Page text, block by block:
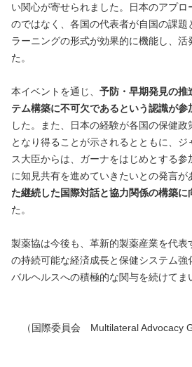
い関心が寄せられました。日本のアプロ
のではなく、各国の代表者が自国の課題
ラーニングの形式が効果的に機能し、活
た。
本イベントを通じ、 予防・早期発見の推
テム構築に不可欠であるという認識が参
した。また、日本の経験が各国の保健
となり得ることが示されるとともに、
ス大臣からは、ガーナをはじめとする参
に知見共有を進めていきたいとの発言が
た継続した国際対話と協力関係の構築に
た。
製薬協は今後も、革新的製薬産業を代
の持続可能な経済成長と保健システム強
バルヘルスへの積極的な関与を続けてま
（国際委員会 Multilateral